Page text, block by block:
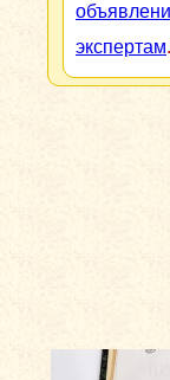
экспертам